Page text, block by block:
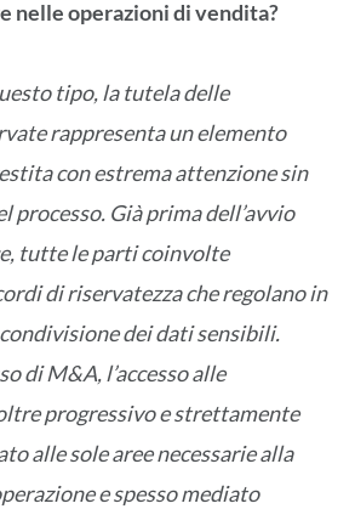
nelle operazioni di vendita?
tipo, la tutela delle
rappresenta un elemento
con estrema attenzione sin
processo. Già prima dell’avvio
tutte le parti coinvolte
di riservatezza che regolano in
dei dati sensibili.
di M&A, l’accesso alle
progressivo e strettamente
alle sole aree necessarie alla
e spesso mediato